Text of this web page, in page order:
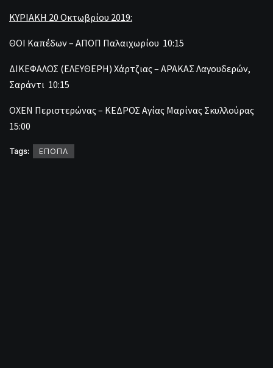
ΚΥΡΙΑΚΗ 20 Οκτωβρίου 2019:
ΘΟΙ Καπέδων – ΑΠΟΠ Παλαιχωρίου 10:15
ΔΙΚΕΦΑΛΟΣ (ΕΛΕΥΘΕΡΗ) Χάρτζιας – ΑΡΑΚΑΣ Λαγουδερών,
Σαράντι 10:15
ΟΧΕΝ Περιστερώνας – ΚΕΔΡΟΣ Αγίας Μαρίνας Σκυλλούρας
15:00
Tags: ΕΠΟΠΛ